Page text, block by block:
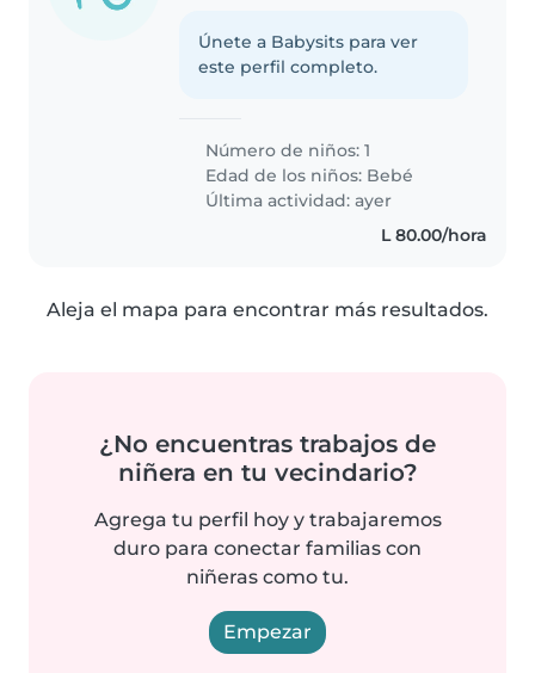
Únete a Babysits para ver
este perfil completo.
Número de niños: 1
Edad de los niños: Bebé
Última actividad: ayer
L 80.00/hora
Aleja el mapa para encontrar más resultados.
¿No encuentras trabajos de
niñera en tu vecindario?
Agrega tu perfil hoy y trabajaremos
duro para conectar familias con
niñeras como tu.
Empezar